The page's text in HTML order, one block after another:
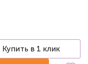
Купить в 1 клик